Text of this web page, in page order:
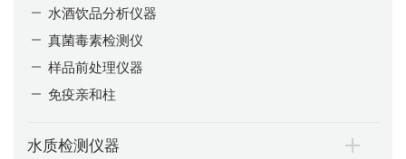
水酒饮品分析仪器
真菌毒素检测仪
样品前处理仪器
免疫亲和柱
水质检测仪器